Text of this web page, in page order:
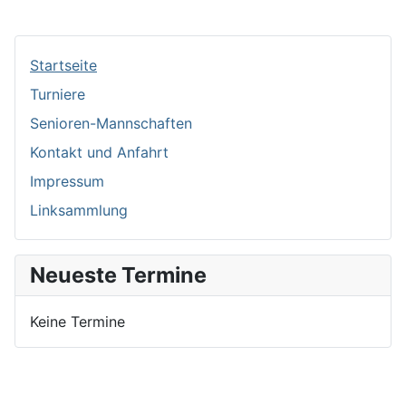
Startseite
Turniere
Senioren-Mannschaften
Kontakt und Anfahrt
Impressum
Linksammlung
Neueste Termine
Keine Termine